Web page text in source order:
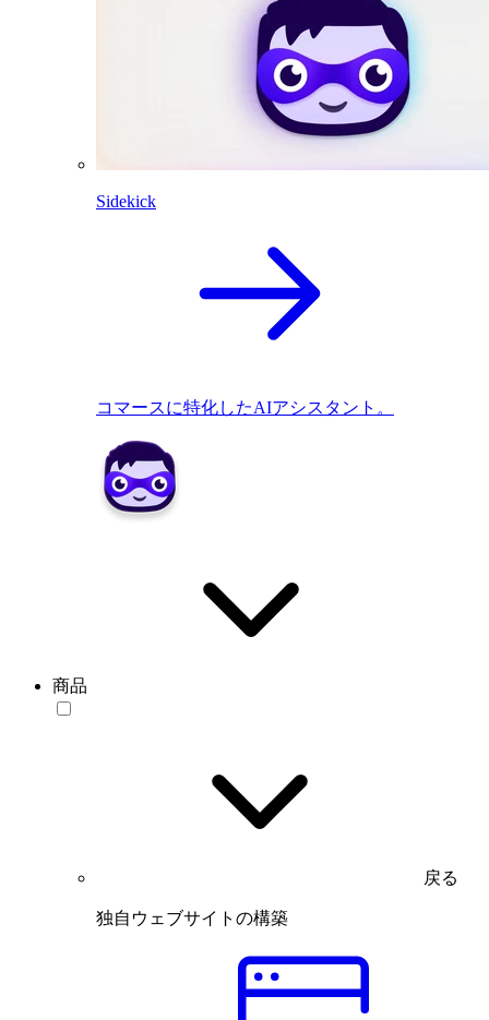
Sidekick
コマースに特化したAIアシスタント。
商品
戻る
独自ウェブサイトの構築